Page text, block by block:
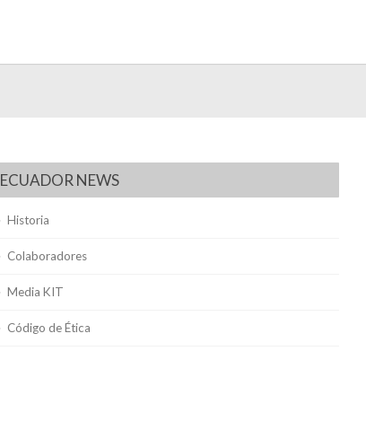
ECUADOR NEWS
Historia
Colaboradores
Media KIT
Código de Ética